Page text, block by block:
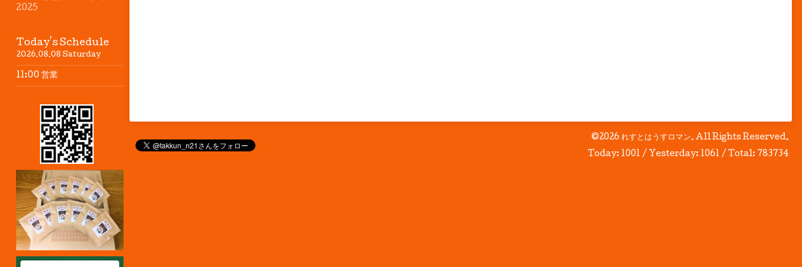
©2026 れすとはうすロマン. All Rights Reserved.
Today: 1001 / Yesterday: 1061 / Total: 783734
2025
Today's Schedule
2026.08.08 Saturday
11:00 営業